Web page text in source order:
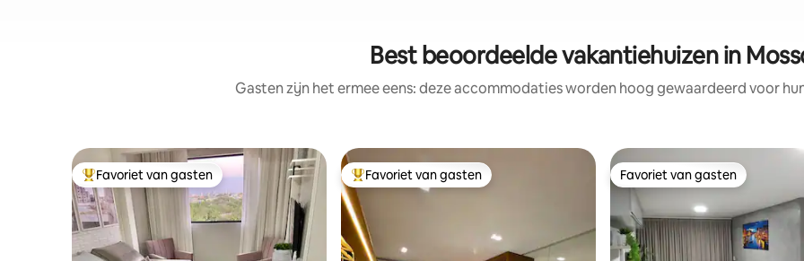
Best beoordeelde vakantiehuizen in
Gasten zijn het ermee eens: deze accommodaties worden hoog gewaardeerd voor
Topfavoriet van gasten
Favoriet van gasten Topfavoriet van gasten
Favoriet van gasten Favoriet van gasten
Favoriet van gasten